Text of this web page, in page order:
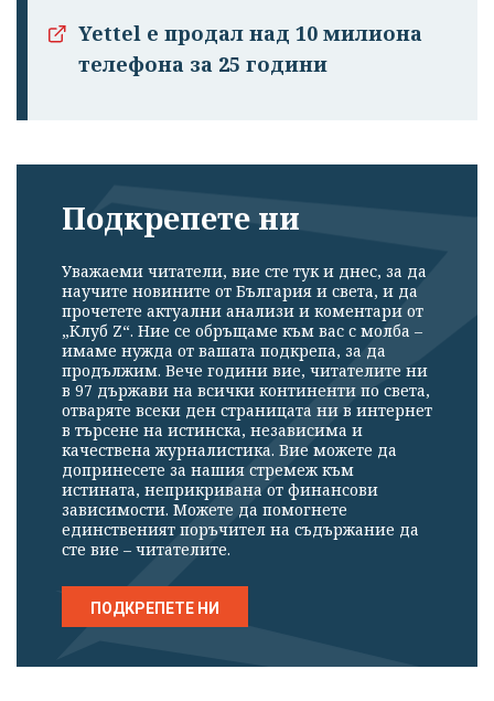
Yettel е продал над 10 милиона
телефона за 25 години
Подкрепете ни
Уважаеми читатели, вие сте тук и днес, за да
научите новините от България и света, и да
прочетете актуални анализи и коментари от
„Клуб Z“. Ние се обръщаме към вас с молба –
имаме нужда от вашата подкрепа, за да
продължим. Вече години вие, читателите ни
в 97 държави на всички континенти по света,
отваряте всеки ден страницата ни в интернет
в търсене на истинска, независима и
качествена журналистика. Вие можете да
допринесете за нашия стремеж към
истината, неприкривана от финансови
зависимости. Можете да помогнете
единственият поръчител на съдържание да
сте вие – читателите.
ПОДКРЕПЕТЕ НИ